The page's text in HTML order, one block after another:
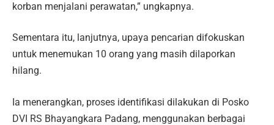
korban menjalani perawatan,” ungkapnya.
Sementara itu, lanjutnya, upaya pencarian difokuskan
untuk menemukan 10 orang yang masih dilaporkan
hilang.
Ia menerangkan, proses identifikasi dilakukan di Posko
DVI RS Bhayangkara Padang, menggunakan berbagai